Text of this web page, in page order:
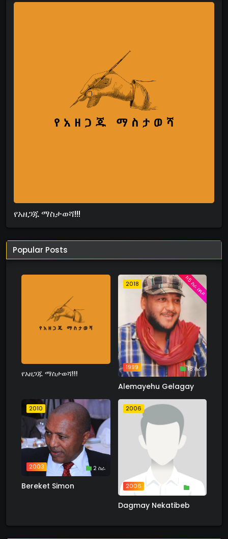
የአዘጋጁ ማስታወሻ!!!
Popular Posts
የአዘጋጁ ማስታወሻ!!!
2018
1999 18 ስራ
ከ5 ስራ በላይ
Alemayehu Gelagay
2010
2003 2 ስራ
Bereket Simon
2006
2006
Dagmay Nekatibeb